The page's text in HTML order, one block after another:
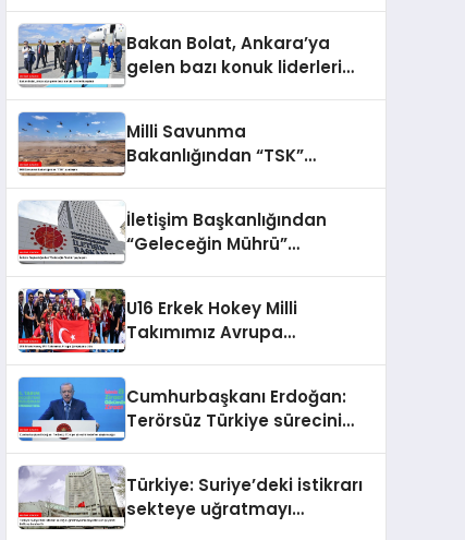
Bakan Bolat, Ankara’ya
gelen bazı konuk liderleri
Milli Savunma
Bakanlığından “TSK”
İletişim Başkanlığından
“Geleceğin Mührü”
U16 Erkek Hokey Milli
Takımımız Avrupa
Cumhurbaşkanı Erdoğan:
Terörsüz Türkiye sürecini
Türkiye: Suriye’deki istikrarı
sekteye uğratmayı